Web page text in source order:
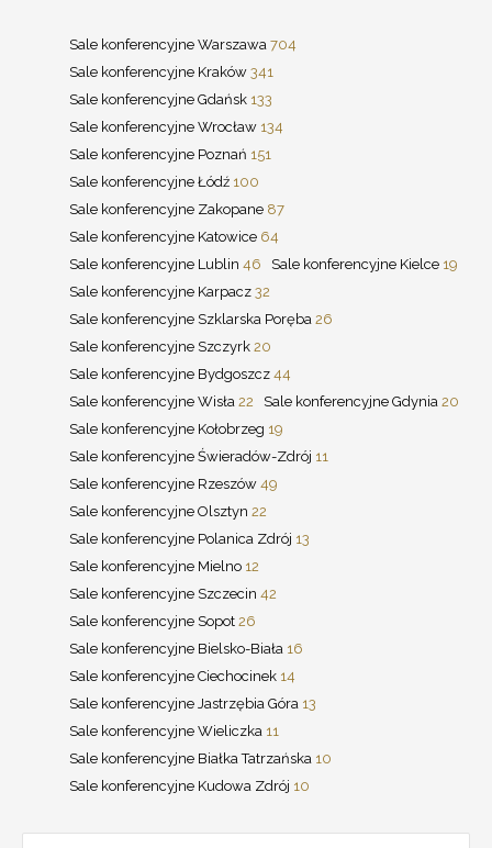
Sale konferencyjne Warszawa 704
Sale konferencyjne Kraków 341
Sale konferencyjne Gdańsk 133
Sale konferencyjne Wrocław 134
Sale konferencyjne Poznań 151
Sale konferencyjne Łódź 100
Sale konferencyjne Zakopane 87
Sale konferencyjne Katowice 64
Sale konferencyjne Lublin 46 Sale konferencyjne Kielce 19
Sale konferencyjne Karpacz 32
Sale konferencyjne Szklarska Poręba 26
Sale konferencyjne Szczyrk 20
Sale konferencyjne Bydgoszcz 44
Sale konferencyjne Wisła 22 Sale konferencyjne Gdynia 20
Sale konferencyjne Kołobrzeg 19
Sale konferencyjne Świeradów-Zdrój 11
Sale konferencyjne Rzeszów 49
Sale konferencyjne Olsztyn 22
Sale konferencyjne Polanica Zdrój 13
Sale konferencyjne Mielno 12
Sale konferencyjne Szczecin 42
Sale konferencyjne Sopot 26
Sale konferencyjne Bielsko-Biała 16
Sale konferencyjne Ciechocinek 14
Sale konferencyjne Jastrzębia Góra 13
Sale konferencyjne Wieliczka 11
Sale konferencyjne Białka Tatrzańska 10
Sale konferencyjne Kudowa Zdrój 10